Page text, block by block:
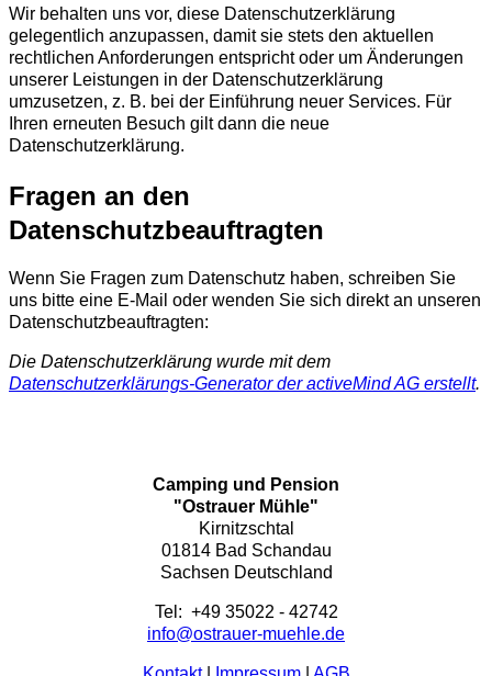
Wir behalten uns vor, diese Datenschutzerklärung
gelegentlich anzupassen, damit sie stets den aktuellen
rechtlichen Anforderungen entspricht oder um Änderungen
unserer Leistungen in der Datenschutzerklärung
umzusetzen, z. B. bei der Einführung neuer Services. Für
Ihren erneuten Besuch gilt dann die neue
Datenschutzerklärung.
Fragen an den
Datenschutzbeauftragten
Wenn Sie Fragen zum Datenschutz haben, schreiben Sie
uns bitte eine E-Mail oder wenden Sie sich direkt an unseren
Datenschutzbeauftragten:
Die Datenschutzerklärung wurde mit dem
Datenschutzerklärungs-Generator der activeMind AG erstellt.
Camping und Pension
"Ostrauer Mühle"
Kirnitzschtal
01814 Bad Schandau
Sachsen Deutschland
Tel: +49 35022 - 42742
info@ostrauer-muehle.de